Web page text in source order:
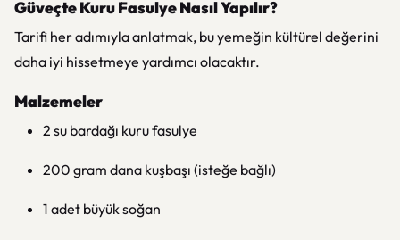
Güveçte Kuru Fasulye Nasıl Yapılır?
Tarifi her adımıyla anlatmak, bu yemeğin kültürel değerini
daha iyi hissetmeye yardımcı olacaktır.
Malzemeler
2 su bardağı kuru fasulye
200 gram dana kuşbaşı (isteğe bağlı)
1 adet büyük soğan